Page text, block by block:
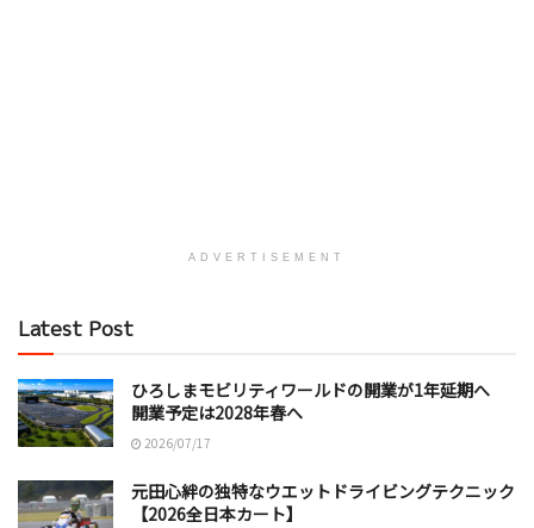
ADVERTISEMENT
Latest Post
ひろしまモビリティワールドの開業が1年延期へ
開業予定は2028年春へ
2026/07/17
元田心絆の独特なウエットドライビングテクニック
【2026全日本カート】